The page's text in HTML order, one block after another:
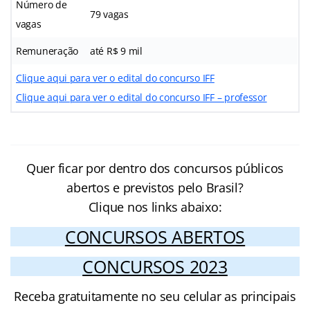
Número de
vagas
79 vagas
Remuneração até R$ 9 mil
Clique aqui para ver o edital do concurso IFF
Clique aqui para ver o edital do concurso IFF – professor
Quer ficar por dentro dos concursos públicos
abertos e previstos pelo Brasil?
Clique nos links abaixo:
CONCURSOS ABERTOS
CONCURSOS 2023
Receba gratuitamente no seu celular as principais